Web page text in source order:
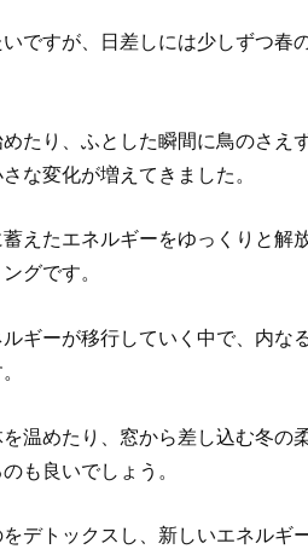
ですが、日差しには少しずつ春
たり、ふとした瞬間に鳥のさえ
な変化が増えてきました。
えたエネルギーをゆっくりと解
グです。
ルギーが移行していく中で、内
温めたり、窓から差し込む冬の
も良いでしょう。
デトックスし、新しいエネルギ